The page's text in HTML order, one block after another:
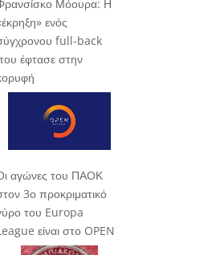
Μόουρα: Η
ενός
full-back
έφτασε στην
αγώνες του ΠΑΟΚ
3ο προκριματικό
του Europa
είναι στο OPEN